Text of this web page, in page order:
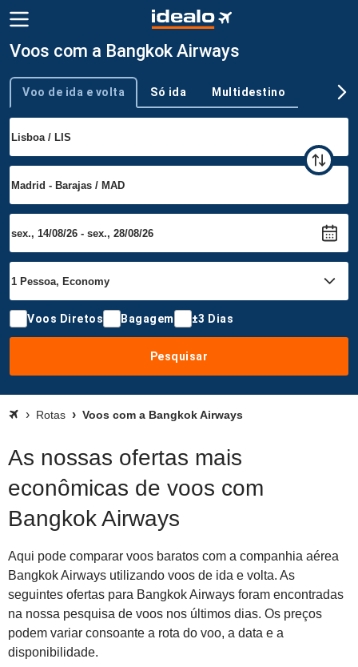
Voos com a Bangkok Airways
Tipo de viagem
Voo de ida e volta Só ida Multidestino
Voos Diretos Bagagem ±3 Dias
Pesquisar
Rotas Voos com a Bangkok Airways
As nossas ofertas mais
econômicas de voos com
Bangkok Airways
Aqui pode comparar voos baratos com a companhia aérea
Bangkok Airways utilizando voos de ida e volta. As
seguintes ofertas para Bangkok Airways foram encontradas
na nossa pesquisa de voos nos últimos dias. Os preços
podem variar consoante a rota do voo, a data e a
disponibilidade.